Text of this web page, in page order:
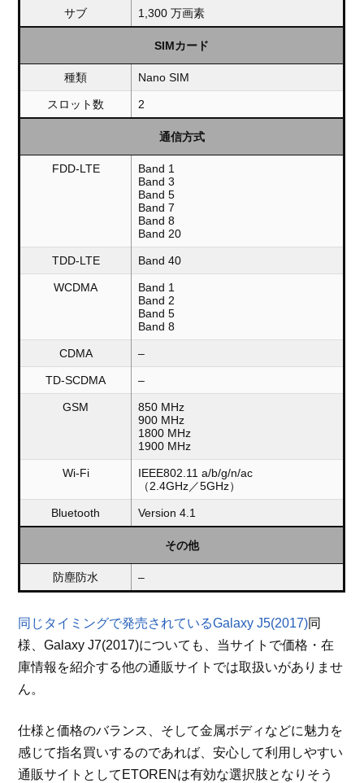
サブ 1,300 万画素
SIMカード
種類 Nano SIM
スロット数 2
通信方式
FDD-LTE
Band 1
Band 3
Band 5
Band 7
Band 8
Band 20
TDD-LTE Band 40
WCDMA
Band 1
Band 2
Band 5
Band 8
CDMA –
TD-SCDMA –
GSM
850 MHz
900 MHz
1800 MHz
1900 MHz
Wi-Fi
IEEE802.11 a/b/g/n/ac
（2.4GHz／5GHz）
Bluetooth Version 4.1
その他
防塵防水 –
同じタイミングで発売されているGalaxy J5(2017)同
様、Galaxy J7(2017)についても、当サイトで価格・在
庫情報を紹介する他の通販サイトでは取扱いがありませ
ん。
仕様と価格のバランス、そして金属ボディなどに魅力を
感じて指名買いするのであれば、安心して利用しやすい
通販サイトとしてETORENは有効な選択肢となりそう